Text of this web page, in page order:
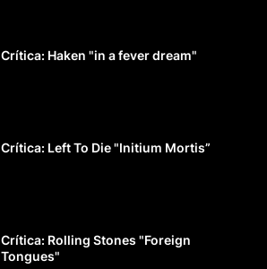
Crítica: Haken "in a fever dream"
Crítica: Left To Die "Initium Mortis”
Crítica: Rolling Stones "Foreign
Tongues"